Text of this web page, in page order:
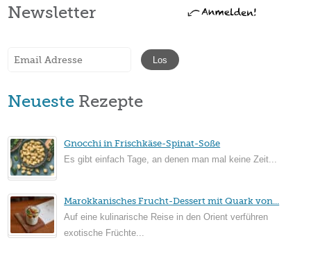
Newsletter
Neueste Rezepte
Gnocchi in Frischkäse-Spinat-Soße
Es gibt einfach Tage, an denen man mal keine Zeit...
Marokkanisches Frucht-Dessert mit Quark von...
Auf eine kulinarische Reise in den Orient verführen
exotische Früchte...